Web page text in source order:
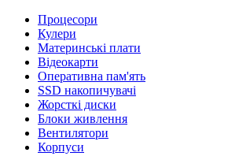
Процесори
Кулери
Материнські плати
Відеокарти
Оперативна пам'ять
SSD накопичувачі
Жорсткі диски
Блоки живлення
Вентилятори
Корпуси